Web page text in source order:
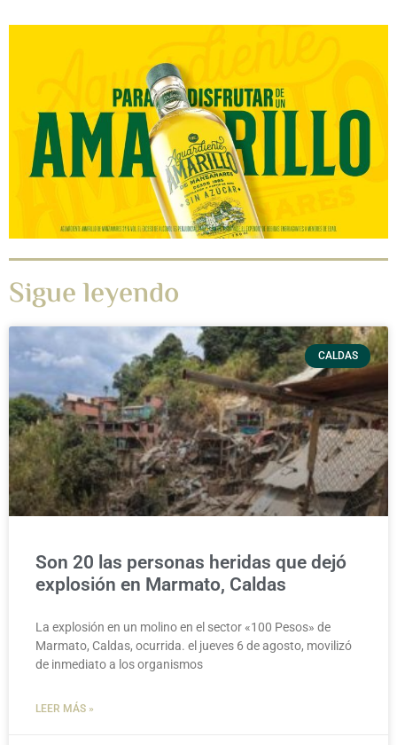
Sigue leyendo
CALDAS
Son 20 las personas heridas que dejó
explosión en Marmato, Caldas
La explosión en un molino en el sector «100 Pesos» de
Marmato, Caldas, ocurrida. el jueves 6 de agosto, movilizó
de inmediato a los organismos
LEER MÁS »